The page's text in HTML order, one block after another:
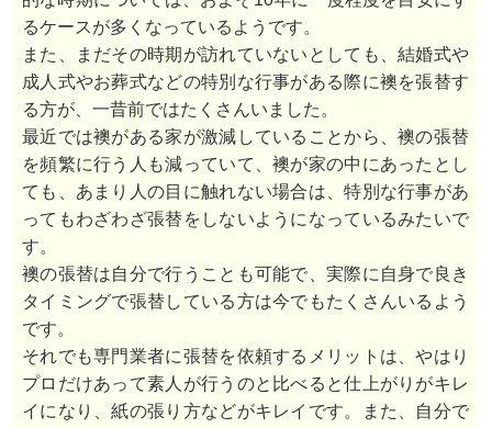
るケースが多くなっているようです。
また、まだその時期が訪れていないとしても、結婚式や
成人式やお葬式などの特別な行事がある際に襖を張替す
る方が、一昔前ではたくさんいました。
最近では襖がある家が激減していることから、襖の張替
を頻繁に行う人も減っていて、襖が家の中にあったとし
ても、あまり人の目に触れない場合は、特別な行事があ
ってもわざわざ張替をしないようになっているみたいで
す。
襖の張替は自分で行うことも可能で、実際に自身で良き
タイミングで張替している方は今でもたくさんいるよう
です。
それでも専門業者に張替を依頼するメリットは、やはり
プロだけあって素人が行うのと比べると仕上がりがキレ
イになり、紙の張り方などがキレイです。また、自分で